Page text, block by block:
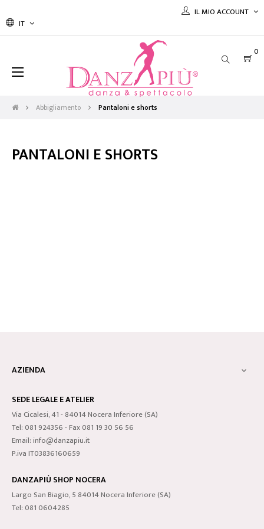
IT
IL MIO ACCOUNT
0
navigazione
Toggle
☰
Abbigliamento Pantaloni e shorts
PANTALONI E SHORTS
AZIENDA 
SEDE LEGALE E ATELIER
Via Cicalesi, 41 - 84014 Nocera Inferiore (SA)
Tel: 081 924356 - Fax 081 19 30 56 56
Email: info@danzapiu.it
P.iva IT03836160659
DANZAPIÙ SHOP NOCERA
Largo San Biagio, 5 84014 Nocera Inferiore (SA)
Tel: 081 0604285